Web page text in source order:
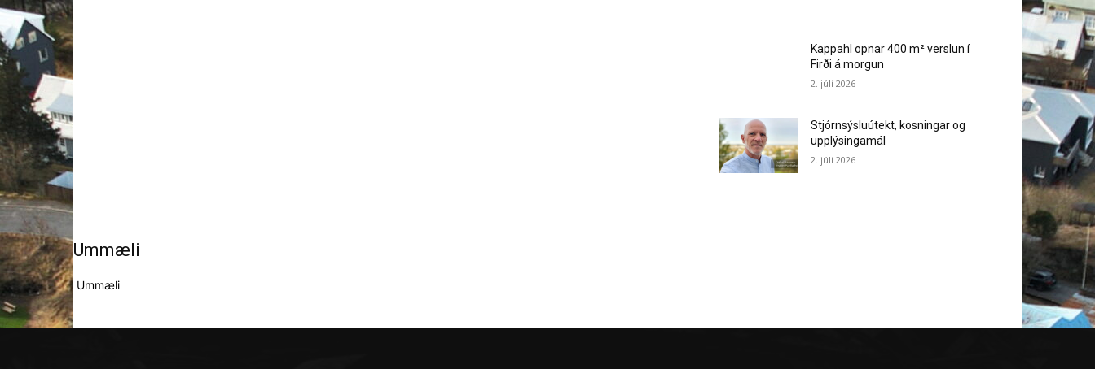
Kappahl opnar 400 m² verslun í
Firði á morgun
2. júlí 2026
Stjórnsýsluútekt, kosningar og
upplýsingamál
2. júlí 2026
Ummæli
Ummæli